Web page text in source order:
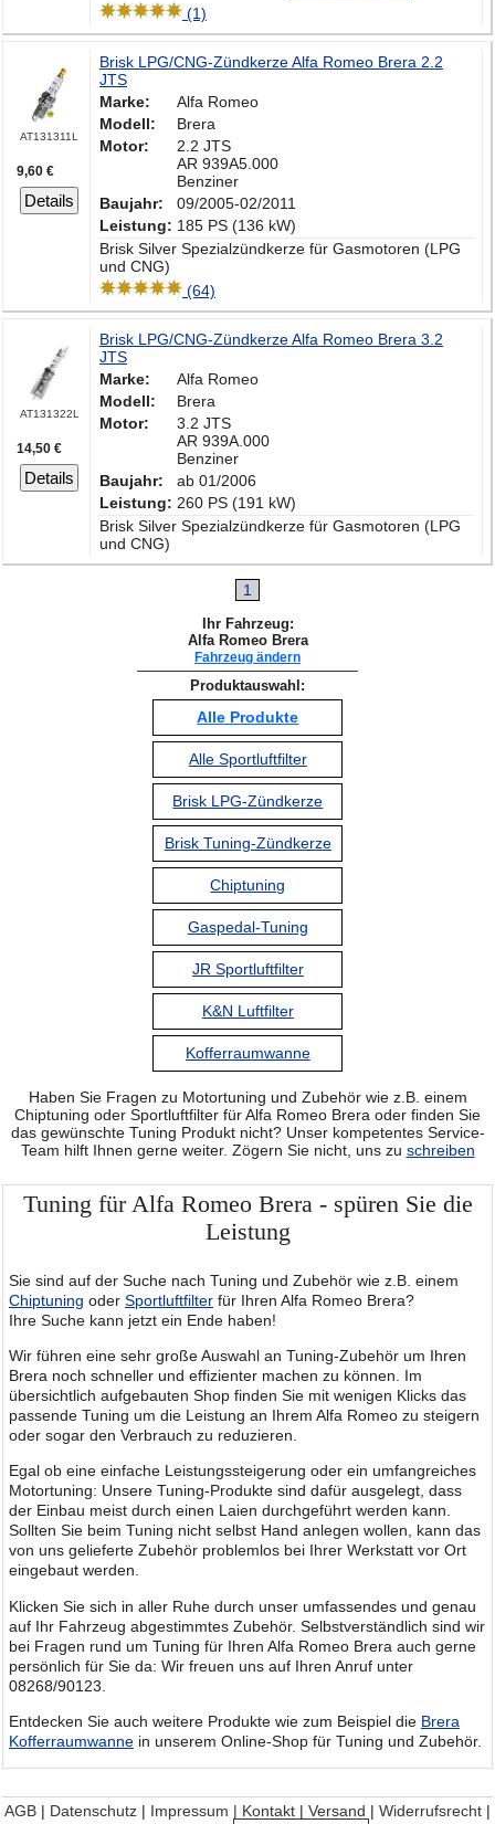
(1)
AT131311L
9,60 €
Details
Brisk LPG/CNG-Zündkerze Alfa Romeo Brera 2.2
JTS
Marke:
Alfa Romeo
Modell:
Brera
Motor:
2.2 JTS
AR 939A5.000
Benziner
Baujahr:
09/2005-02/2011
Leistung: 185 PS (136 kW)
Brisk Silver Spezialzündkerze für Gasmotoren (LPG
und CNG)
(64)
AT131322L
14,50 €
Details
Brisk LPG/CNG-Zündkerze Alfa Romeo Brera 3.2
JTS
Marke:
Alfa Romeo
Modell:
Brera
Motor:
3.2 JTS
AR 939A.000
Benziner
Baujahr:
ab 01/2006
Leistung: 260 PS (191 kW)
Brisk Silver Spezialzündkerze für Gasmotoren (LPG
und CNG)
1
Ihr Fahrzeug:
Alfa Romeo Brera
Fahrzeug ändern
Produktauswahl:
Alle Produkte
Alle Sportluftfilter
Brisk LPG-Zündkerze
Brisk Tuning-Zündkerze
Chiptuning
Gaspedal-Tuning
JR Sportluftfilter
K&N Luftfilter
Kofferraumwanne
Haben Sie Fragen zu Motortuning und Zubehör wie z.B. einem
Chiptuning oder Sportluftfilter für Alfa Romeo Brera oder finden Sie
das gewünschte Tuning Produkt nicht? Unser kompetentes Service-
Team hilft Ihnen gerne weiter. Zögern Sie nicht, uns zu schreiben
Tuning für Alfa Romeo Brera - spüren Sie die
Leistung
Sie sind auf der Suche nach Tuning und Zubehör wie z.B. einem
Chiptuning oder Sportluftfilter für Ihren Alfa Romeo Brera?
Ihre Suche kann jetzt ein Ende haben!
Wir führen eine sehr große Auswahl an Tuning-Zubehör um Ihren
Brera noch schneller und effizienter machen zu können. Im
übersichtlich aufgebauten Shop finden Sie mit wenigen Klicks das
passende Tuning um die Leistung an Ihrem Alfa Romeo zu steigern
oder sogar den Verbrauch zu reduzieren.
Egal ob eine einfache Leistungssteigerung oder ein umfangreiches
Motortuning: Unsere Tuning-Produkte sind dafür ausgelegt, dass
der Einbau meist durch einen Laien durchgeführt werden kann.
Sollten Sie beim Tuning nicht selbst Hand anlegen wollen, kann das
von uns gelieferte Zubehör problemlos bei Ihrer Werkstatt vor Ort
eingebaut werden.
Klicken Sie sich in aller Ruhe durch unser umfassendes und genau
auf Ihr Fahrzeug abgestimmtes Zubehör. Selbstverständlich sind wir
bei Fragen rund um Tuning für Ihren Alfa Romeo Brera auch gerne
persönlich für Sie da: Wir freuen uns auf Ihren Anruf unter
08268/90123.
Entdecken Sie auch weitere Produkte wie zum Beispiel die Brera
Kofferraumwanne in unserem Online-Shop für Tuning und Zubehör.
AGB | Datenschutz | Impressum | Kontakt | Versand | Widerrufsrecht |